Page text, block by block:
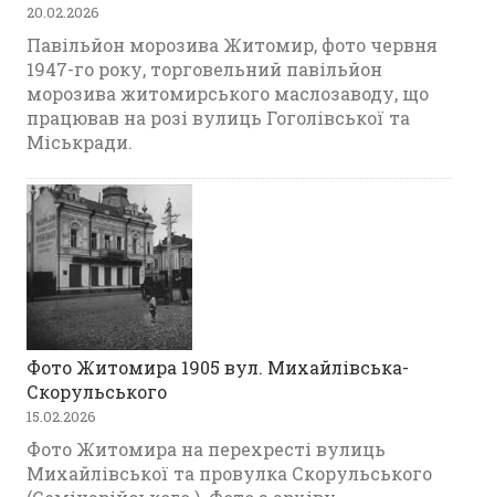
20.02.2026
Павільйон морозива Житомир, фото червня
1947-го року, торговельний павільйон
морозива житомирського маслозаводу, що
працював на розі вулиць Гоголівської та
Міськради.
Фото Житомира 1905 вул. Михайлівська-
Скорульського
15.02.2026
Фото Житомира на перехресті вулиць
Михайлівської та провулка Скорульського